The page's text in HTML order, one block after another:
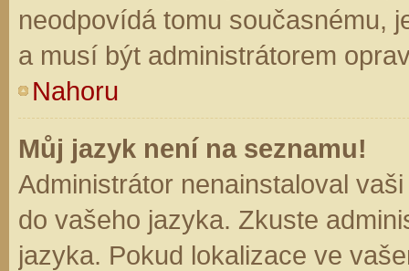
neodpovídá tomu současnému,
a musí být administrátorem
Nahoru
Můj jazyk není na seznamu!
Administrátor nenainstaloval
do vašeho jazyka. Zkuste
jazyka. Pokud lokalizace ve